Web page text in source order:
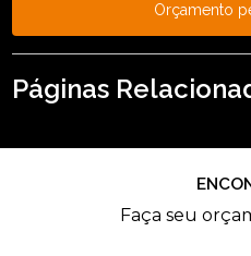
Orçamento
Páginas
Faça seu